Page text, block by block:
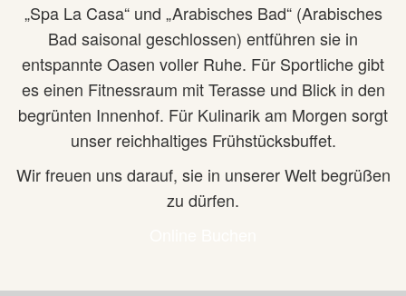
„Spa La Casa“ und „Arabisches Bad“ (Arabisches
Bad saisonal geschlossen) entführen sie in
entspannte Oasen voller Ruhe. Für Sportliche gibt
es einen Fitnessraum mit Terasse und Blick in den
begrünten Innenhof. Für Kulinarik am Morgen sorgt
unser reichhaltiges Frühstücksbuffet.
Wir freuen uns darauf, sie in unserer Welt begrüßen
zu dürfen.